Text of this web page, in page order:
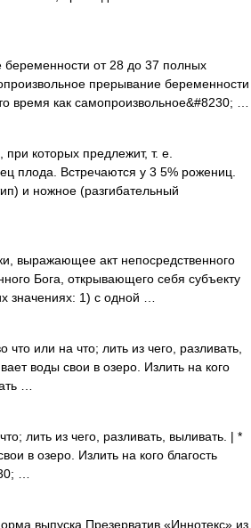
от 28 до 37 полных
прерывание беременности
время как самопроизвольное&#8230; …
которых предлежит, т. е.
плода. Встречаются у 3 5% рожениц.
и ножное (разгибательный
выражающее акт непосредственного
Бога, открывающего себя субъекту
значениях: 1) с одной …
или на что; лить из чего, разливать,
воды свои в озеро. Излить на кого
…
лить из чего, разливать, выливать. | *
в озеро. Излить на кого благость
…
выпуска Презерватив «Иннотекс» из